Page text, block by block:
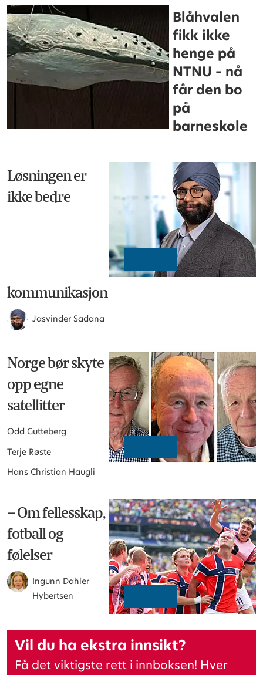
Blåhvalen
fikk ikke
henge på
NTNU – nå
får den bo
på
barneskole
Løsningen er
ikke bedre
kommunikasjon
Jasvinder Sadana
Norge bør skyte
opp egne
satellitter
Odd Gutteberg
Terje Røste
Hans Christian Haugli
– Om fellesskap,
fotball og
følelser
Ingunn Dahler
Hybertsen
Vil du ha ekstra innsikt?
Få det viktigste rett i innboksen! Hver